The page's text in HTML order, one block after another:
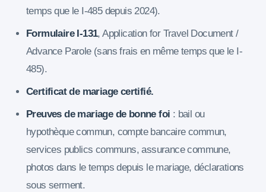
temps que le I-485 depuis 2024).
Formulaire I-131, Application for Travel Document /
Advance Parole (sans frais en même temps que le I-
485).
Certificat de mariage certifié.
Preuves de mariage de bonne foi : bail ou
hypothèque commun, compte bancaire commun,
services publics communs, assurance commune,
photos dans le temps depuis le mariage, déclarations
sous serment.